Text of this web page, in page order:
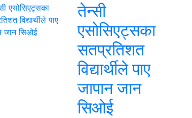
तेन्सी
एसोसिएट्सका
सतप्रतिशत
विद्यार्थीले पाए
जापान जान
सिओई